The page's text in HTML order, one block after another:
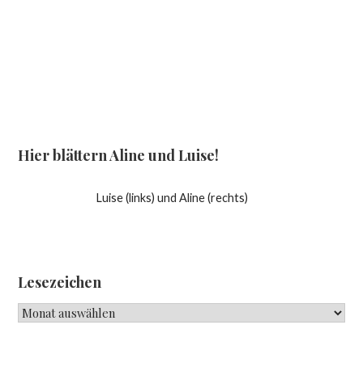
Hier blättern Aline und Luise!
Luise (links) und Aline (rechts)
Lesezeichen
Lesezeichen